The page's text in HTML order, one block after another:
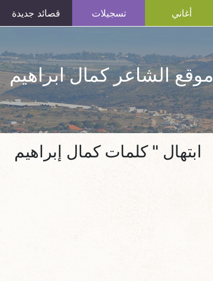
أغاني تسجيلات قصائد جديدة
موقع الشاعر كمال ابراهيم
ابتهال " كلمات كمال إبراهيم